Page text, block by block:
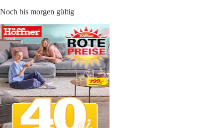
Noch bis morgen gültig